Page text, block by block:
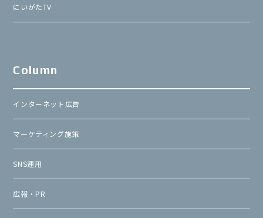
にいがたTV
Column
インターネット広告
マーケティング施策
SNS運用
広報・PR